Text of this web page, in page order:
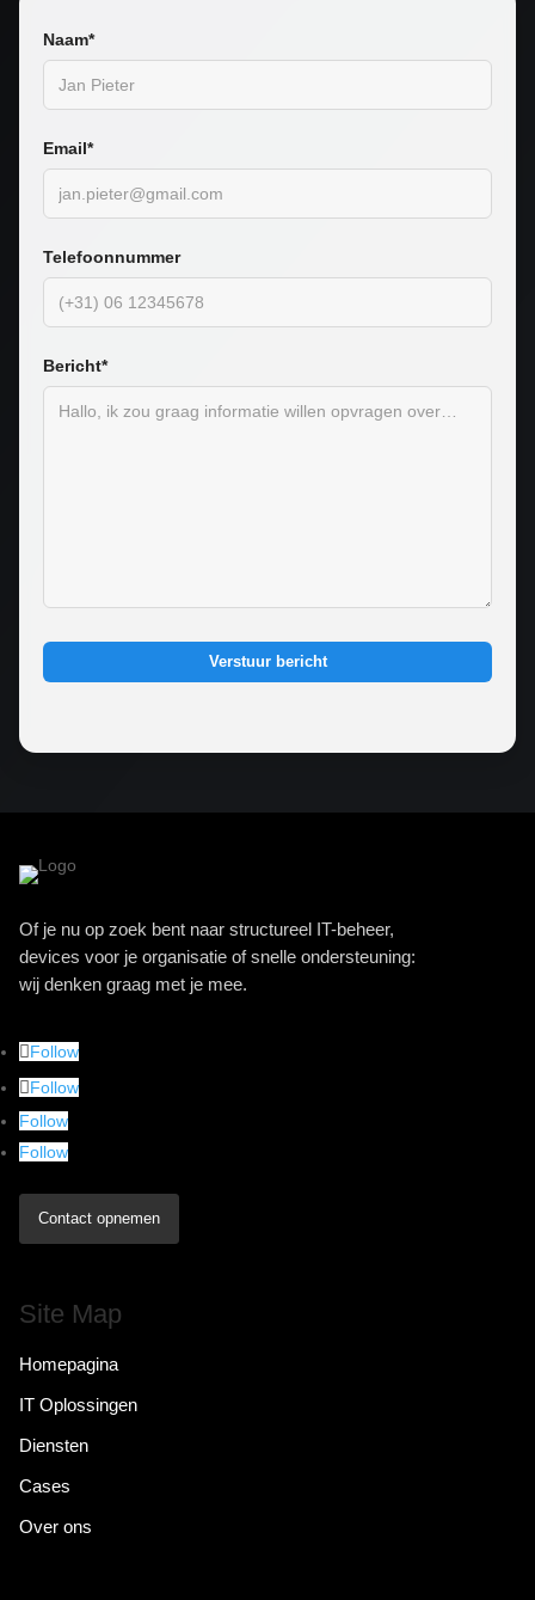
Naam*
Email*
Telefoonnummer
Bericht*
Verstuur bericht
Of je nu op zoek bent naar structureel IT-beheer,
devices voor je organisatie of snelle ondersteuning:
wij denken graag met je mee.
Follow
Follow
Follow
Follow
Contact opnemen
Site Map
Homepagina
IT Oplossingen
Diensten
Cases
Over ons